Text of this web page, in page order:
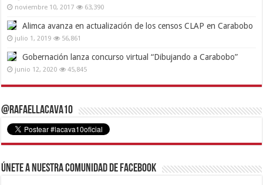
noviembre 10, 2017 63,390
Alimca avanza en actualización de los censos CLAP en Carabobo
julio 1, 2019 56,861
Gobernación lanza concurso virtual “Dibujando a Carabobo”
junio 12, 2020 45,845
@RafaelLacava10
Únete a nuestra comunidad de Facebook